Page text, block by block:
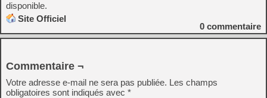
disponible.
Site Officiel
0 commentaire
Commentaire ¬
Votre adresse e-mail ne sera pas publiée. Les champs
obligatoires sont indiqués avec *